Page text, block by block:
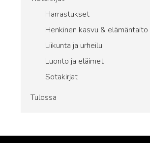
Harrastukset
Henkinen kasvu & elämäntaito
Liikunta ja urheilu
Luonto ja eläimet
Sotakirjat
Tulossa